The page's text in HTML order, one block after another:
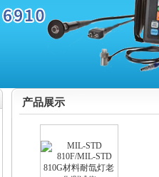
产品展示